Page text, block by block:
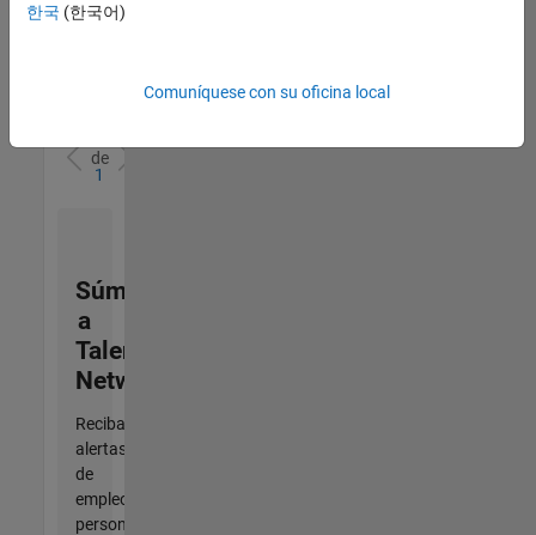
US-MA-Natick
Experimentado
de
1
Súmese
a
Talent
Network
Reciba
alertas
de
empleo
personalizadas,
한국 (한국어)
Comuníquese con su oficina local